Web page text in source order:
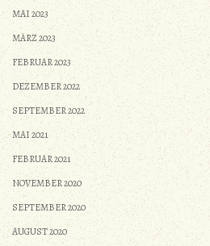
MAI 2023
MÄRZ 2023
FEBRUAR 2023
DEZEMBER 2022
SEPTEMBER 2022
MAI 2021
FEBRUAR 2021
NOVEMBER 2020
SEPTEMBER 2020
AUGUST 2020